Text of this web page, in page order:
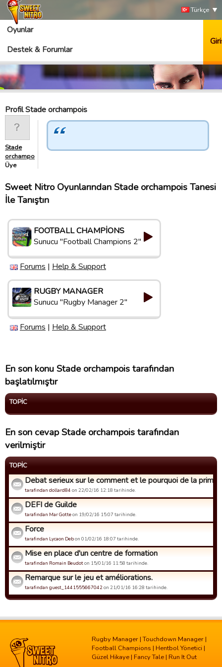
Türkçe
Oyunlar
Destek & Forumlar
Profil Stade orchampois
Stade
orchampois
Üye
Sweet Nitro Oyunlarından Stade orchampois Tanesi
İle Tanıştın
FOOTBALL CHAMPIONS
Sunucu "Football Champions 2"
Forums | Help & Support
RUGBY MANAGER
Sunucu "Rugby Manager 2"
Forums | Help & Support
En son konu Stade orchampois tarafından
başlatılmıştır
TOPIC
En son cevap Stade orchampois tarafından
verilmiştir
TOPIC
Debat serieux sur le comment et le pourquoi de la prime
tarafindan dollard84 on 22/02/16 12:18 tarihinde.
DEFI de Guilde
tarafindan Mar Gotteon 19/02/16 15:07 tarihinde.
Force
tarafindan Lycaon Debon 01/02/16 18:07 tarihinde.
Mise en place d'un centre de formation
tarafindan Romain Beudoton 15/01/16 11:58 tarihinde.
Remarque sur le jeu et améliorations.
tarafindan guest_1441555667042on 21/01/16 16:28 tarihinde.
Rugby Manager |Touchdown Manager |
Football Champions | Hentbol Yönetici |
Güzel Hikaye | Fancy Tale | Run It Out